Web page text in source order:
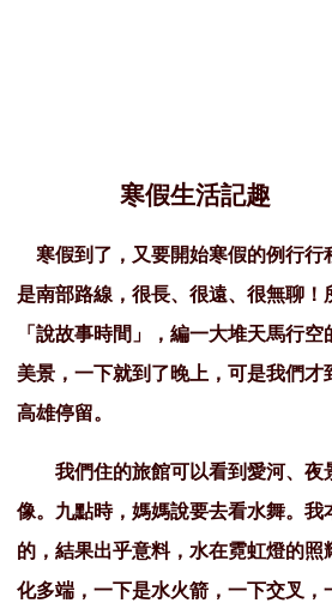
寒假生活記趣
寒假到了，又要開始寒假的例行行
是南部路線，很長、很遠、很無聊！
「說故事時間」，編一大堆天馬行
美景，一下就到了晚上，可是我們才
高雄停留。
我們住的旅館可以看到愛河、夜
像。九點時，媽媽說要去看水舞。我
的，結果出乎意料，水在霓虹燈的照
化多端，一下是水火箭，一下交叉，